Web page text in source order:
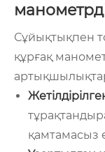
Сұйықтықпен
құрғақ
қамтамасыз